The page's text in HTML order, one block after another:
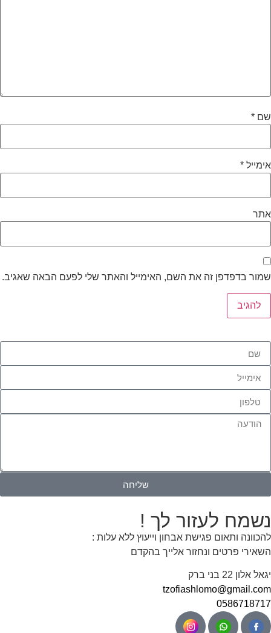
שם *
אימייל *
אתר
שמור בדפדפן זה את השם, האימייל והאתר שלי לפעם הבאה שאגיב.
שליחה
נשמח לעזור לך !
להכוונה ותאום פגישת אבחון וייעוץ ללא עלות :
השאירי פרטים ונחזור אלייך בהקדם
יגאל אלון 22 בני ברק
tzofiashlomo@gmail.com
0586718717